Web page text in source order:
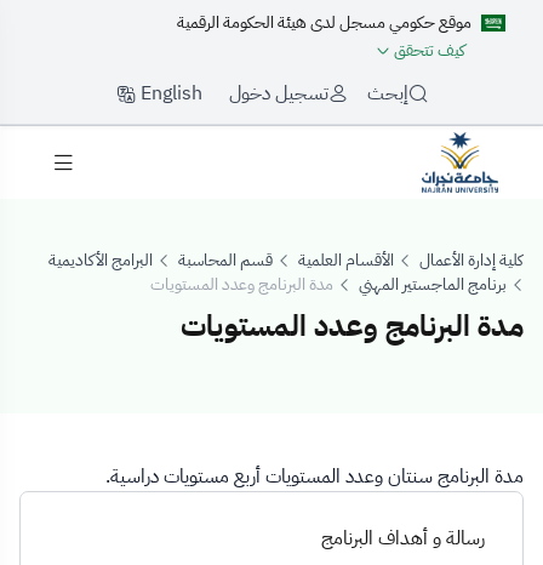
موقع حكومي مسجل لدى هيئة الحكومة الرقمية
كيف تتحقق
إبحث تسجيل دخول English
كلية إدارة الأعمال الأقسام العلمية قسم المحاسبة
البرامج الأكاديمية
برنامج الماجستير المهني
مدة البرنامج وعدد المستويات
مدة البرنامج وعدد المستويات
مدة البرنامج
رسالة و أهداف البرنامج
مدة البرنامج سنتان وعدد المستويات أربع مستويات دراسية.